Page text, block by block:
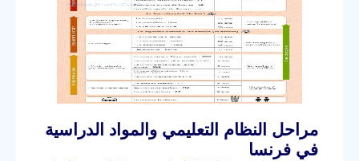
مراحل النظام التعليمي والمواد الدراسية
في فرنسا